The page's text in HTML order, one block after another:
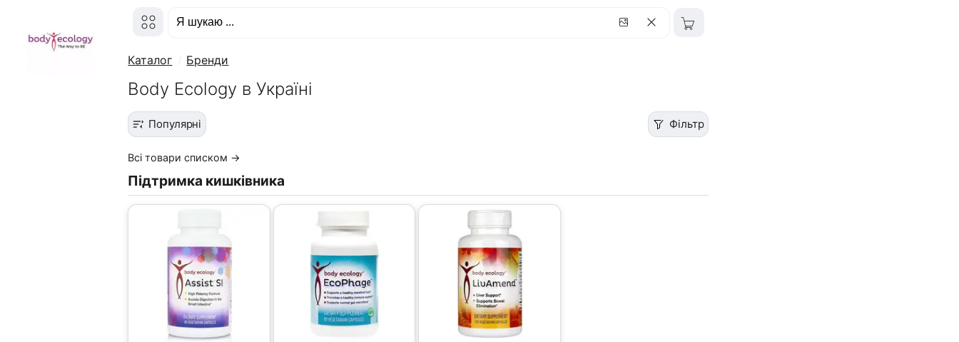
Каталог Бренди
Body Ecology в Україні
Популярні Фільтр
Всі товари списком →
Підтримка кишківника